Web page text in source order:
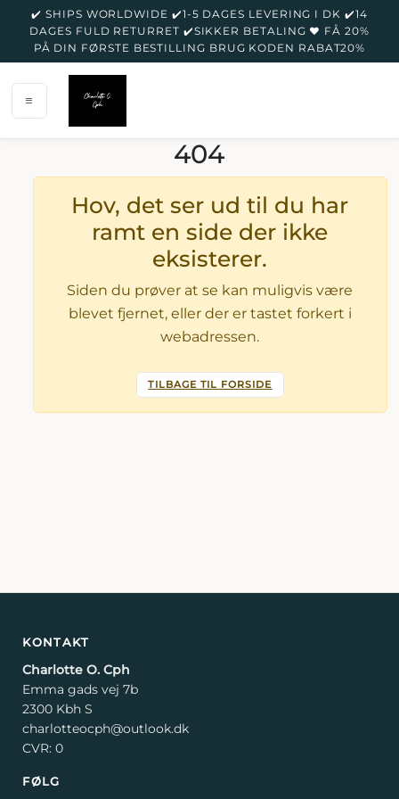
✔️ SHIPS WORLDWIDE ✔️1-5 DAGES LEVERING I DK ✔️14
DAGES FULD RETURRET ✔️SIKKER BETALING ♥️ FÅ 20%
PÅ DIN FØRSTE BESTILLING BRUG KODEN RABAT20%
404
Hov, det ser ud til du har
ramt en side der ikke
eksisterer.
Siden du prøver at se kan muligvis være
blevet fjernet, eller der er tastet forkert i
webadressen.
TILBAGE TIL FORSIDE
KONTAKT
Charlotte O. Cph
Emma gads vej 7b
2300 Kbh S
charlotteocph@outlook.dk
CVR: 0
FØLG